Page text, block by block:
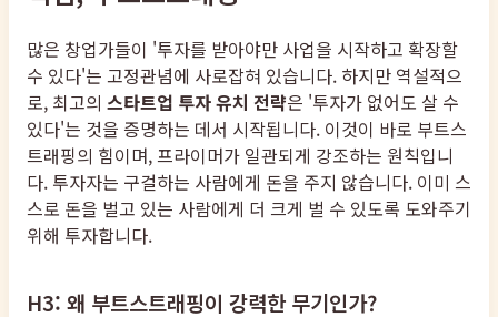
많은 창업가들이 '투자를 받아야만 사업을 시작하고 확장할
수 있다'는 고정관념에 사로잡혀 있습니다. 하지만 역설적으
로, 최고의 스타트업 투자 유치 전략은 '투자가 없어도 살 수
있다'는 것을 증명하는 데서 시작됩니다. 이것이 바로 부트스
트래핑의 힘이며, 프라이머가 일관되게 강조하는 원칙입니
다. 투자자는 구걸하는 사람에게 돈을 주지 않습니다. 이미 스
스로 돈을 벌고 있는 사람에게 더 크게 벌 수 있도록 도와주기
위해 투자합니다.
H3: 왜 부트스트래핑이 강력한 무기인가?